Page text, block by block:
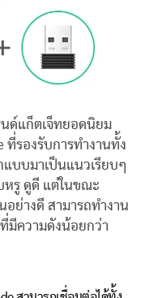
นด์แก็ตเจ็ทยอดนิยม
ที่รองรับการทำงานทั้ง
แบบมาเป็นแนวเรียบๆ
หรู ดูดี แต่ในขณะ
อย่างดี สามารถทำงาน
มีความดังน้อยกว่า